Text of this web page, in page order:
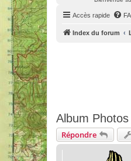
Accès rapide
Index du forum
Album
Répondre